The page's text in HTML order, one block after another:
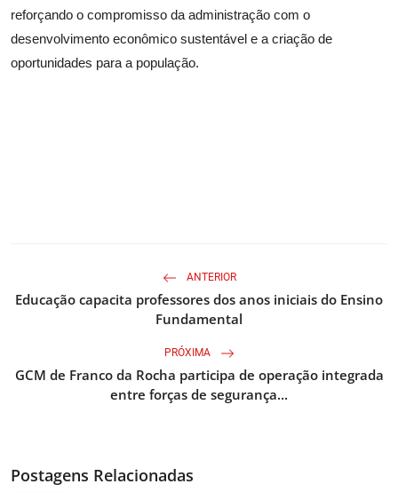
reforçando o compromisso da administração com o
desenvolvimento econômico sustentável e a criação de
oportunidades para a população.
ANTERIOR
Educação capacita professores dos anos iniciais do Ensino
Fundamental
PRÓXIMA
GCM de Franco da Rocha participa de operação integrada
entre forças de segurança...
Postagens Relacionadas